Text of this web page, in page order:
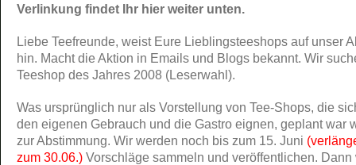
Verlinkung findet Ihr hier weiter unten.
Liebe Teefreunde, weist Eure Lieblingsteeshops auf unser
hin. Macht die Aktion in Emails und Blogs bekannt. Wir
Teeshop des Jahres 2008 (Leserwahl).
Was ursprünglich nur als Vorstellung von Tee-Shops, die
den eigenen Gebrauch und die Gastro eignen, geplant war
zur Abstimmung. Wir werden noch bis zum 15. Juni
zum 30.06.) Vorschläge sammeln und veröffentlichen. Dann